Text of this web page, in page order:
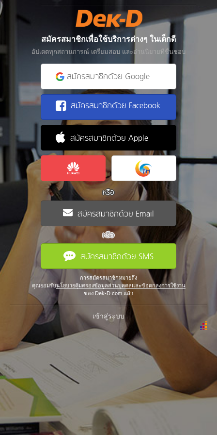
สมัครสมาชิกเพื่อใช้บริการต่างๆ ในเด็กดี
อัปเดตทุกสถานการณ์ เตรียมสอบ และอ่านนิยายที่ชื่นชอบ
สมัครสมาชิกด้วย Google
สมัครสมาชิกด้วย Facebook
สมัครสมาชิกด้วย Apple
หรือ
สมัครสมาชิกด้วย Email
หรือ
สมัครสมาชิกด้วย SMS
การสมัครสมาชิกหมายถึง
คุณยอมรับนโยบายคุ้มครองข้อมูลส่วนบุคคลและข้อตกลงการใช้งาน
ของ Dek-D.com แล้ว
เข้าสู่ระบบ